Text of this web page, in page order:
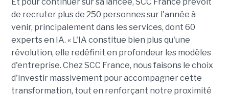
de recruter plus de 250 personnes sur l'année à
venir, principalement dans les services, dont 60
experts en IA. « L'IA constitue bien plus qu'une
révolution, elle redéfinit en profondeur les modèles
d'entreprise. Chez SCC France, nous faisons le choix
d'investir massivement pour accompagner cette
transformation, tout en renforçant notre proximité